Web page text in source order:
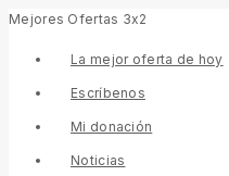
Skip
content
Mejores Ofertas 3x2
La mejor oferta de hoy
Escríbenos
Mi donación
Noticias